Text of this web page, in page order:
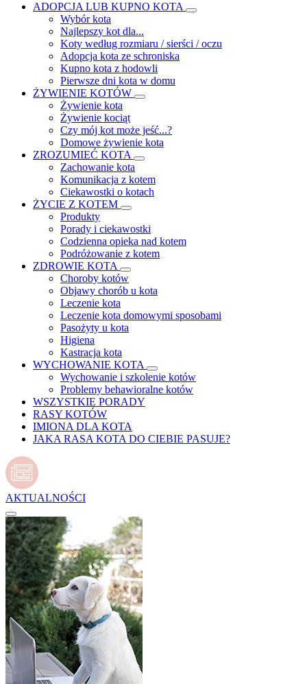
ADOPCJA LUB KUPNO KOTA
Wybór kota
Najlepszy kot dla...
Koty według rozmiaru / sierści / oczu
Adopcja kota ze schroniska
Kupno kota z hodowli
Pierwsze dni kota w domu
ŻYWIENIE KOTÓW
Żywienie kota
Żywienie kociąt
Czy mój kot może jeść...?
Domowe żywienie kota
ZROZUMIEĆ KOTA
Zachowanie kota
Komunikacja z kotem
Ciekawostki o kotach
ŻYCIE Z KOTEM
Produkty
Porady i ciekawostki
Codzienna opieka nad kotem
Podróżowanie z kotem
ZDROWIE KOTA
Choroby kotów
Objawy chorób u kota
Leczenie kota
Leczenie kota domowymi sposobami
Pasożyty u kota
Higiena
Kastracja kota
WYCHOWANIE KOTA
Wychowanie i szkolenie kotów
Problemy behawioralne kotów
WSZYSTKIE PORADY
RASY KOTÓW
IMIONA DLA KOTA
JAKA RASA KOTA DO CIEBIE PASUJE?
AKTUALNOŚCI